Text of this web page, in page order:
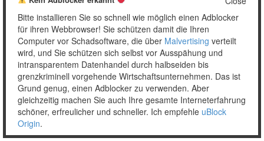
Bitte installieren Sie so schnell wie möglich einen Adblocker
für ihren Webbrowser! Sie schützen damit die Ihren
Computer vor Schadsoftware, die über Malvertising verteilt
wird, und Sie schützen sich selbst vor Ausspähung und
intransparentem Datenhandel durch halbseiden bis
grenzkriminell vorgehende Wirtschaftsunternehmen. Das ist
Grund genug, einen Adblocker zu verwenden. Aber
gleichzeitig machen Sie auch Ihre gesamte Interneterfahrung
schöner, erfreulicher und schneller. Ich empfehle uBlock
Origin.